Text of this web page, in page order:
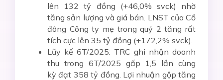
lên 132 tỷ đồng (+46,0% svck) nhờ
tăng sản lượng và giá bán. LNST của Cổ
đông Công ty mẹ trong quý 2 tăng rất
tích cực lên 35 tỷ đồng (+172,2% svck).
Lũy kế 6T/2025: TRC ghi nhận doanh
thu trong 6T/2025 gấp 1,5 lần cùng
kỳ đạt 358 tỷ đồng. Lợi nhuận gộp tăng